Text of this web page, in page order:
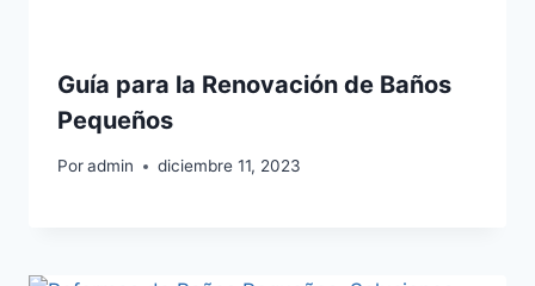
Guía para la Renovación de Baños
Pequeños
Poradmin diciembre 11, 2023